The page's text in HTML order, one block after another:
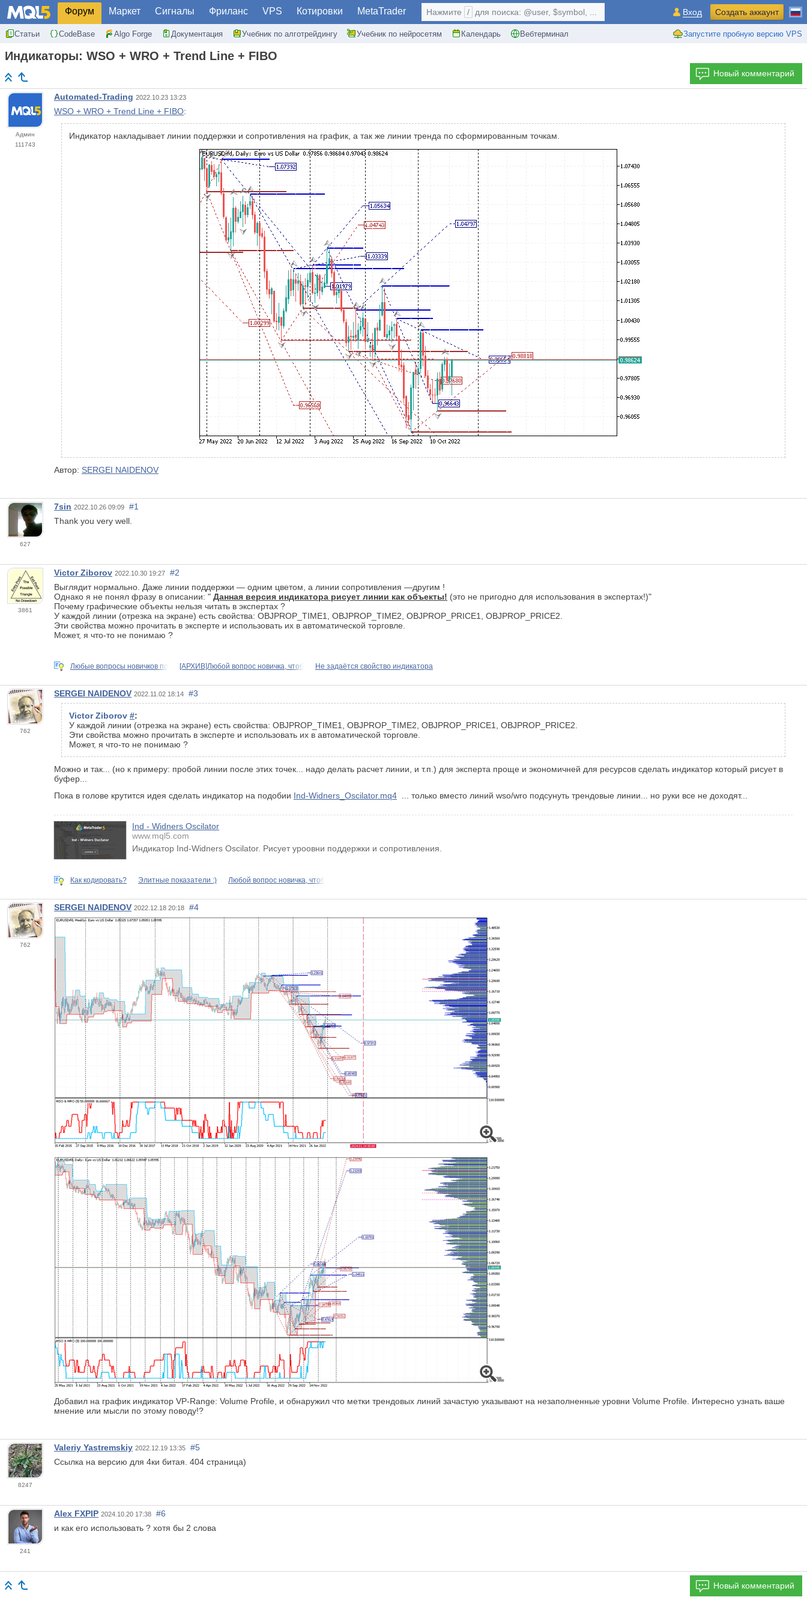
Форум Маркет Сигналы Фриланс VPS Котировки MetaTrader
Статьи CodeBase Algo Forge Документация Учебник по алготрейдингу Учебник по нейросетям Календарь Вебтерминал Запустите пробную версию VPS
Нажмите / для поиска: @user, $symbol, ... Вход Создать аккаунт
Индикаторы: WSO + WRO + Trend Line + FIBO
Новый комментарий
Админ
111743
Automated-Trading 2022.10.23 13:23
WSO + WRO + Trend Line + FIBO:
Индикатор накладывает линии поддержки и сопротивления на график, а так же линии тренда по сформированным точкам.
Автор: SERGEI NAIDENOV
627
7sin 2022.10.26 09:09
#1
Thank you very well.
3861
Victor Ziborov 2022.10.30 19:27
#2
Выглядит нормально. Даже линии поддержки — одним цветом, а линии сопротивления —другим !
Однако я не понял фразу в описании: " Данная версия индикатора рисует линии как объекты! (это не пригодно для использования в экспертах!)"
Почему графические объекты нельзя читать в экспертах ?
У каждой линии (отрезка на экране) есть свойства: OBJPROP_TIME1, OBJPROP_TIME2, OBJPROP_PRICE1, OBJPROP_PRICE2.
Эти свойства можно прочитать в эксперте и использовать их в автоматической торговле.
Может, я что-то не понимаю ?
Любые вопросы новичков по [АРХИВ]Любой вопрос новичка, чтоб Не задаётся свойство индикатора
762
SERGEI NAIDENOV 2022.11.02 18:14 #3
Victor Ziborov #:
У каждой линии (отрезка на экране) есть свойства: OBJPROP_TIME1, OBJPROP_TIME2, OBJPROP_PRICE1, OBJPROP_PRICE2.
Эти свойства можно прочитать в эксперте и использовать их в автоматической торговле.
Может, я что-то не понимаю ?
Можно и так... (но к примеру: пробой линии после этих точек... надо делать расчет линии, и т.п.) для эксперта проще и экономичней для ресурсов сделать индикатор который рисует в
буфер...
Пока в голове крутится идея сделать индикатор на подобии Ind-Widners_Oscilator.mq4 ... только вместо линий wso/wro подсунуть трендовые линии... но руки все не доходят...
Ind - Widners Oscilator
www.mql5.com
Индикатор Ind-Widners Oscilator. Рисует уроовни поддержки и сопротивления.
Как кодировать? Элитные показатели :) Любой вопрос новичка, чтоб
762
SERGEI NAIDENOV 2022.12.18 20:18 #4
Добавил на график индикатор VP-Range: Volume Profile, и обнаружил что метки трендовых линий зачастую указывают на незаполненные уровни Volume Profile. Интересно узнать ваше
мнение или мысли по этому поводу!?
8247
Valeriy Yastremskiy 2022.12.19 13:35
#5
Ссылка на версию для 4ки битая. 404 страница)
241
Alex FXPIP 2024.10.20 17:38
#6
и как его использовать ? хотя бы 2 слова
Новый комментарий